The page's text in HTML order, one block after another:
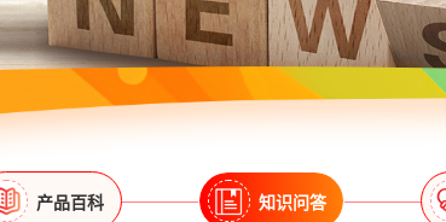
产品百科 知识问答